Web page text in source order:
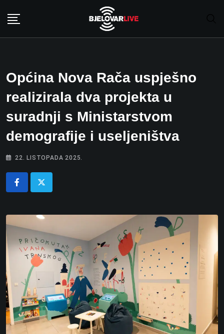
Općina Nova Rača uspješno
realizirala dva projekta u
suradnji s Ministarstvom
demografije i useljeništva
22. LISTOPADA 2025.